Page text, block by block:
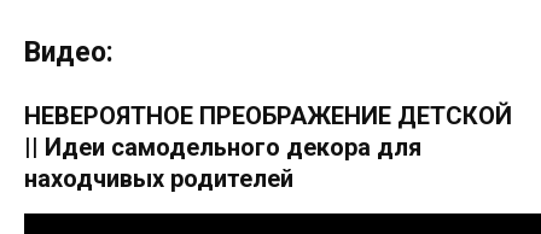
Видео:
НЕВЕРОЯТНОЕ ПРЕОБРАЖЕНИЕ ДЕТСКОЙ
|| Идеи самодельного декора для
находчивых родителей